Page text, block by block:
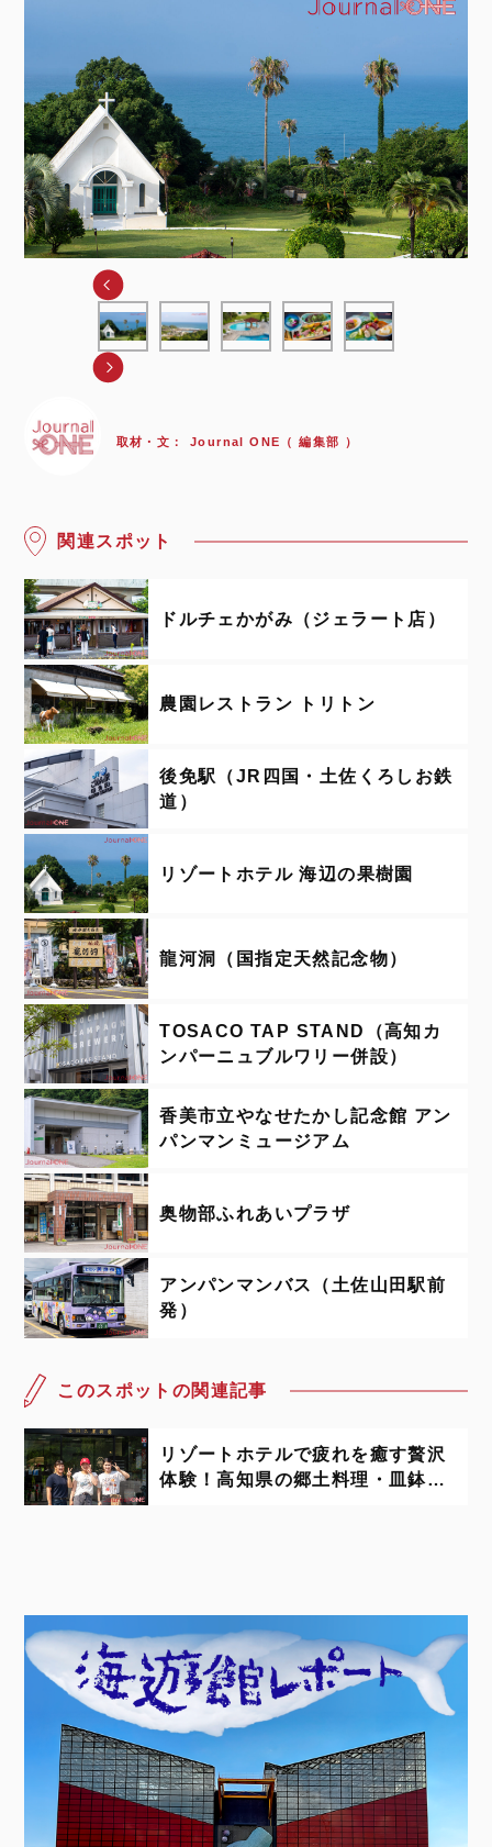
取材・文： Journal ONE（ 編集部 ）
関連スポット
ドルチェかがみ（ジェラート店）
農園レストラン トリトン
後免駅（JR四国・土佐くろしお鉄
道）
リゾートホテル 海辺の果樹園
龍河洞（国指定天然記念物）
TOSACO TAP STAND（高知カ
ンパーニュブルワリー併設）
香美市立やなせたかし記念館 アン
パンマンミュージアム
奥物部ふれあいプラザ
アンパンマンバス（土佐山田駅前
発）
このスポットの関連記事
リゾートホテルで疲れを癒す贅沢
体験！高知県の郷土料理・皿鉢料